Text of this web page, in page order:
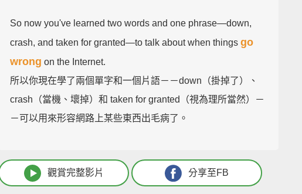
So now you've learned two words and one phrase—down,
crash, and taken for granted—to talk about when thingsgo
wrong on the Internet.
所以你現在學了兩個單字和一個片語－－down（掛掉了）、
crash（當機、壞掉）和 taken for granted（視為理所當然）－
－可以用來形容網路上某些東西出毛病了。
觀賞完整影片 分享至FB